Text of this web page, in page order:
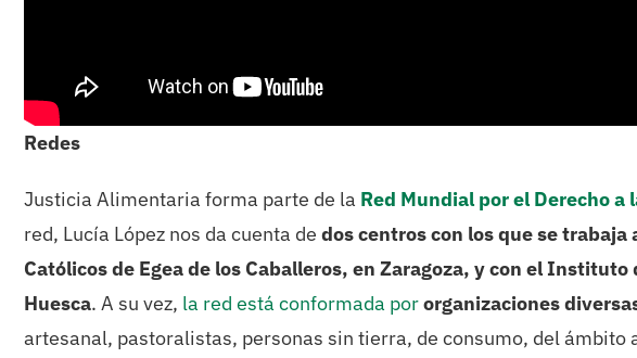
Redes
Justicia Alimentaria forma parte de la Red Mundial por el Derecho a
red, Lucía López nos da cuenta de dos centros con los que se
Católicos de Egea de los Caballeros, en Zaragoza, y con el
Huesca. A su vez, la red está conformada pororganizaciones
artesanal, pastoralistas, personas sin tierra, de consumo, del